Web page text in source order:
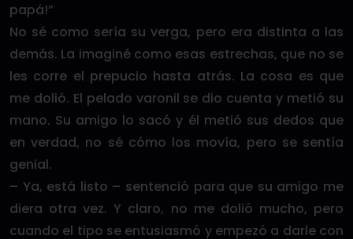
papá!”
No sé como sería su verga, pero era distinta a las
demás. La imaginé como esas estrechas, que no se
les corre el prepucio hasta atrás. La cosa es que
me dolió. El pelado varonil se dio cuenta y metió su
mano. Su amigo lo sacó y él metió sus dedos que
en verdad, no sé cómo los movía, pero se sentía
genial.
– Ya, está listo – sentenció para que su amigo me
diera otra vez. Y claro, no me dolió mucho, pero
cuando el tipo se entusiasmó y empezó a darle con